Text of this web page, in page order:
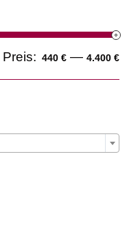
Preis: 440 € — 4.400 €